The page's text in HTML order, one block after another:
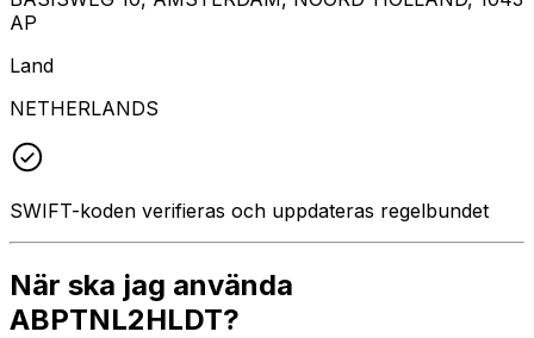
AP
Land
NETHERLANDS
SWIFT-koden verifieras och uppdateras regelbundet
När ska jag använda
ABPTNL2HLDT?